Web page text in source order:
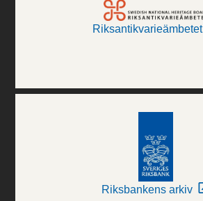
Riksantikvarieämbetet
Riksbankens arkiv